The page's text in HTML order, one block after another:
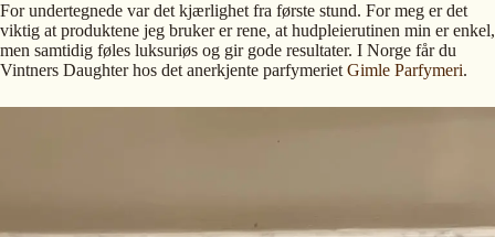
For undertegnede var det kjærlighet fra første stund. For meg er det
viktig at produktene jeg bruker er rene, at hudpleierutinen min er enkel,
men samtidig føles luksuriøs og gir gode resultater. I Norge får du
Vintners Daughter hos det anerkjente parfymeriet Gimle Parfymeri.